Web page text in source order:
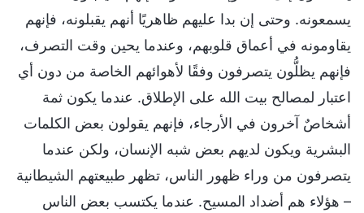
يسمعونه. وحتى إن بدا عليهم ظاهريًا أنهم يقبلونه، فإنهم
يقاومونه في أعماق قلوبهم، وعندما يحين وقت التصرف،
فإنهم يظلُّون يتصرفون وفقًا لأهوائهم الخاصة من دون أي
اعتبار لمصالح بيت الله على الإطلاق. عندما يكون ثمة
أشخاصٌ آخرون في الأرجاء، فإنهم يقولون بعض الكلمات
البشرية ويكون لديهم بعض شبه الإنسان، ولكن عندما
يتصرفون من وراء ظهور الناس، تظهر طبيعتهم الشيطانية
– هؤلاء هم أضداد المسيح. عندما يكتسب بعض الناس